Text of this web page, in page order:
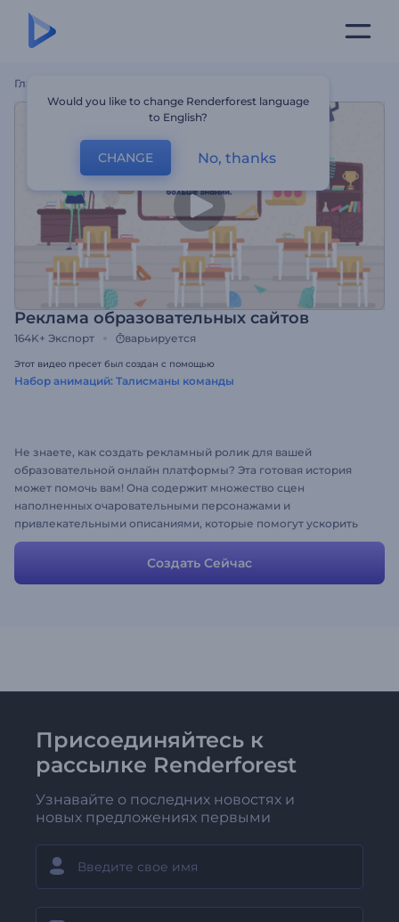
Главная
Реклама образовательных сайтов
164K+ Экспорт варьируется
Этот видео пресет был создан с помощью
Набор анимаций: Талисманы команды
Не знаете, как создать рекламный ролик для вашей
образовательной онлайн платформы? Эта готовая история
может помочь вам! Она содержит множество сцен
наполненных очаровательными персонажами и
привлекательными описаниями, которые помогут ускорить
создание видео и позволят подготовить готовое промо всего
за несколько минут. Просто загрузите собственные медиа,
настройте тексты, цвета и нажмите "предварительный
Создать Сейчас
Присоединяйтесь к
рассылке Renderforest
Узнавайте о последних новостях и
новых предложениях первыми
Would you like to change Renderforest language
to English?
CHANGE No, thanks